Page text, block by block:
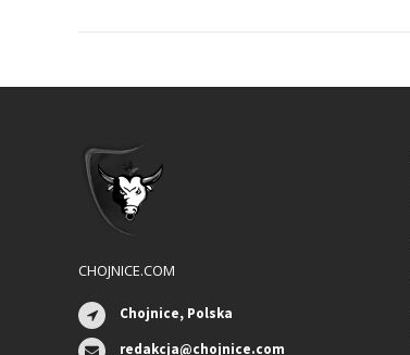
CHOJNICE.COM
Chojnice, Polska
redakcja@chojnice.com